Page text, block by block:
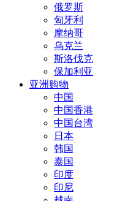
俄罗斯
匈牙利
摩纳哥
乌克兰
斯洛伐克
保加利亚
亚洲购物
中国
中国香港
中国台湾
日本
韩国
泰国
印度
印尼